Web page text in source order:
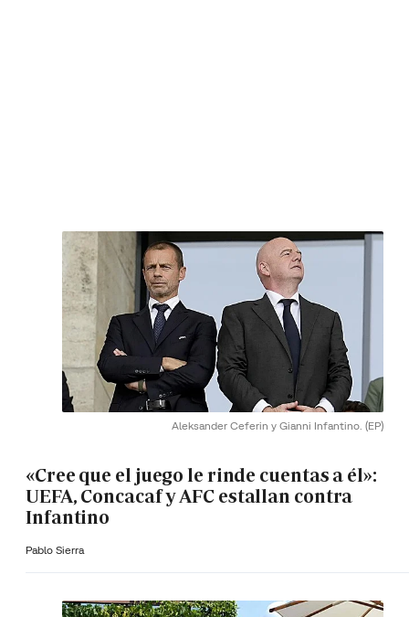
Aleksander Ceferin y Gianni Infantino. (EP)
«Cree que el juego le rinde cuentas a él»:
UEFA, Concacaf y AFC estallan contra
Infantino
Pablo Sierra